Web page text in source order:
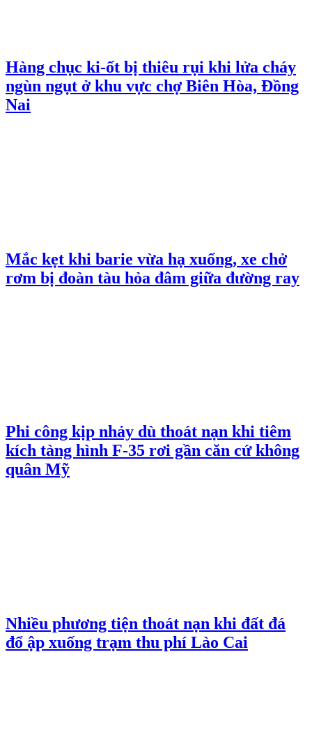
Hàng chục ki-ốt bị thiêu rụi khi lửa cháy
ngùn ngụt ở khu vực chợ Biên Hòa, Đồng
Nai
Mắc kẹt khi barie vừa hạ xuống, xe chở
rơm bị đoàn tàu hỏa đâm giữa đường ray
Phi công kịp nhảy dù thoát nạn khi tiêm
kích tàng hình F-35 rơi gần căn cứ không
quân Mỹ
Nhiều phương tiện thoát nạn khi đất đá
đổ ập xuống trạm thu phí Lào Cai